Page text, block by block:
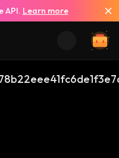
API. Learn more